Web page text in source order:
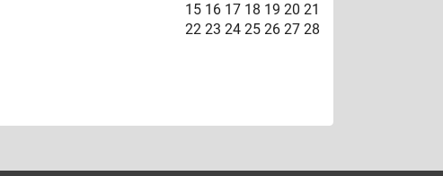
15 16 17 18 19 20 21
22 23 24 25 26 2728